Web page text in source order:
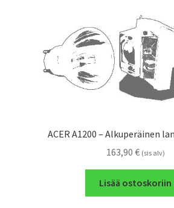
ACER A1200 – Alkuperäinen
163,90 € (sis alv)
Lisää ostoskoriin